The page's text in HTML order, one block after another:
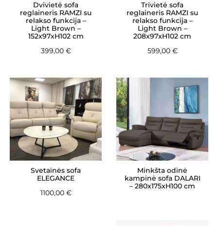
Dvivietė sofa
reglaineris RAMZI su
relakso funkcija –
Light Brown –
152x97xH102 cm
399,00 €
Trivietė sofa
reglaineris RAMZI su
relakso funkcija –
Light Brown –
208x97xH102 cm
599,00 €
Svetainės sofa
ELEGANCE
1100,00 €
Minkšta odinė
kampinė sofa DALARI
– 280x175xH100 cm